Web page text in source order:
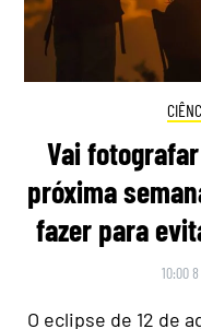
Vai
próxima
fazer para
10:00
O eclipse de 12 de